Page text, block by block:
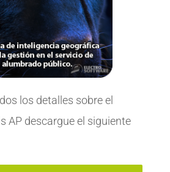
los detalles sobre el
AP descargue el siguiente